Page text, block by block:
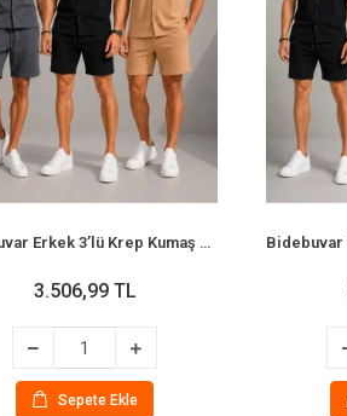
Bidebuvar Erkek 3’lü Krep Kumaş Cepli Gömlek Şort Takım Kısa Kollu Bağcıklı - Füme, Siyah , Bej
3.506,99 TL
Sepete Ekle